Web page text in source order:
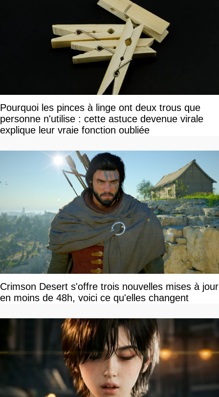
Pourquoi les pinces à linge ont deux trous que
personne n'utilise : cette astuce devenue virale
explique leur vraie fonction oubliée
Crimson Desert s'offre trois nouvelles mises à jour
en moins de 48h, voici ce qu'elles changent